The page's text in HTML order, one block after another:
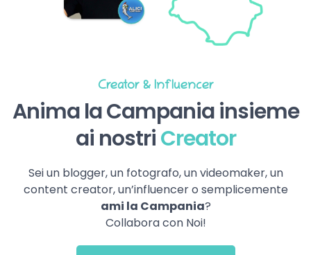
Creator & Influencer
Anima la Campania insieme
ai nostriCreator
Sei un blogger, un fotografo, un videomaker, un
content creator, un’influencer o semplicemente
ami la Campania?
Collabora con Noi!